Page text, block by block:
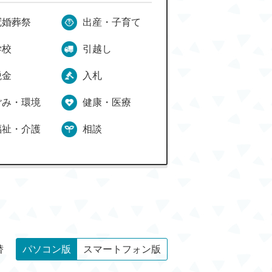
葬祭 出産・子育て
引越し
入札
み・環境 健康・医療
祉・介護 相談
パソコン版 スマートフォン版